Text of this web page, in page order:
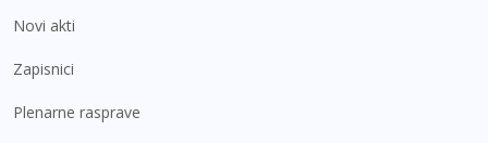
Novi akti
Zapisnici
Plenarne rasprave